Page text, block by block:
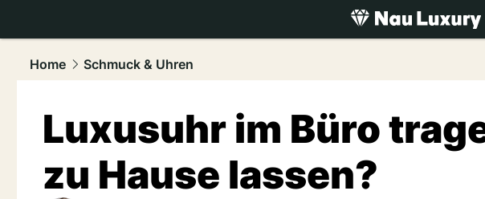
luxury.NAU.ch
Home
Schmuck & Uhren
Luxusuhr im Büro
zu Hause lassen?